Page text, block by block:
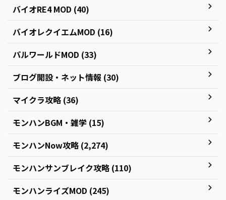
バイオRE4 MOD (40)
バイオレクイエムMOD (16)
パルワールドMOD (33)
ブログ開設・ネット情報 (30)
マイクラ攻略 (36)
モンハンBGM・雑学 (15)
モンハンNow攻略 (2,274)
モンハンサンブレイク攻略 (110)
モンハンライズMOD (245)